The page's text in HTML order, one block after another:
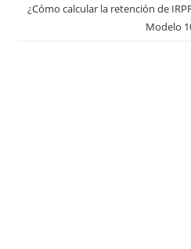
¿Cómo calcular la retención de
Modelo